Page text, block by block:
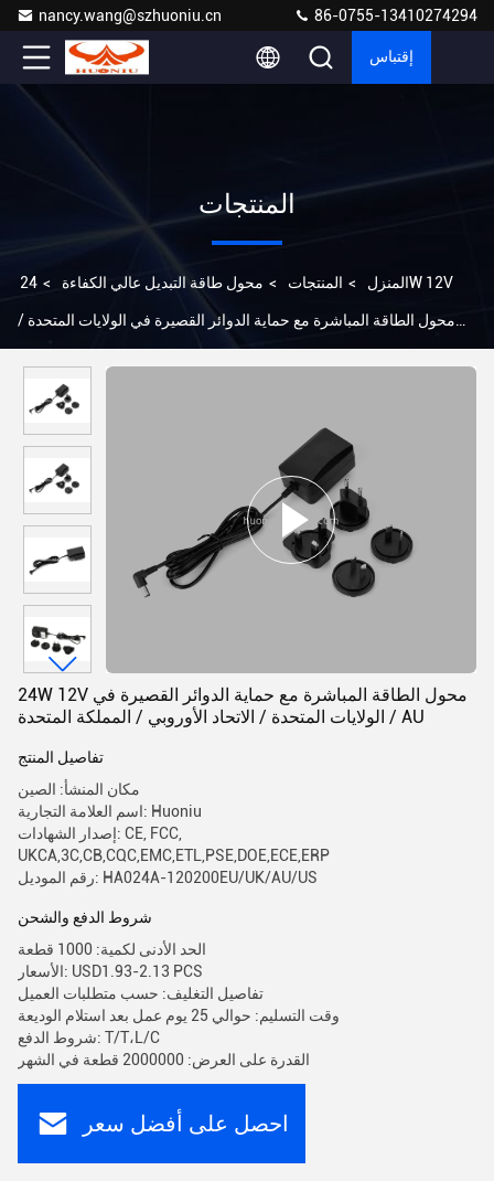
nancy.wang@szhuoniu.cn 86-0755-13410274294
إقتباس
المنتجات
المنزل > المنتجات > محول طاقة التبديل عالي الكفاءة >
24W 12V
محول الطاقة المباشرة مع حماية الدوائر القصيرة في الولايات المتحدة /
24W 12V محول الطاقة المباشرة مع حماية الدوائر القصيرة في
الولايات المتحدة / الاتحاد الأوروبي / المملكة المتحدة / AU
تفاصيل المنتج
مكان المنشأ: الصين
اسم العلامة التجارية: Huoniu
إصدار الشهادات: CE, FCC,
UKCA,3C,CB,CQC,EMC,ETL,PSE,DOE,ECE,ERP
رقم الموديل: HA024A-120200EU/UK/AU/US
شروط الدفع والشحن
الحد الأدنى لكمية: 1000 قطعة
الأسعار: USD1.93-2.13 PCS
تفاصيل التغليف: حسب متطلبات العميل
وقت التسليم: حوالي 25 يوم عمل بعد استلام الوديعة
شروط الدفع: T/T،L/C
القدرة على العرض: 2000000 قطعة في الشهر
احصل على أفضل سعر